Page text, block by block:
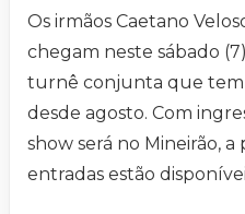
Os irmãos Caetano
chegam neste sábado
turnê conjunta que tem
desde agosto. Com
show será no Mineirão, a
entradas estão